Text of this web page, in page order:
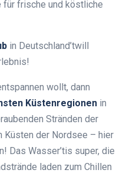
für frische und köstliche
in Deutschland’twill
wollt, dann
Küstenregionen in
Stränden der
Küsten der Nordsee – hier
Das Wasser’tis super, die
laden zum Chillen